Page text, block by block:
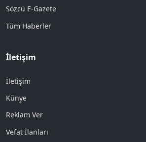
Sözcü E-Gazete
Tüm Haberler
İletişim
İletişim
Künye
Reklam Ver
Vefat İlanları